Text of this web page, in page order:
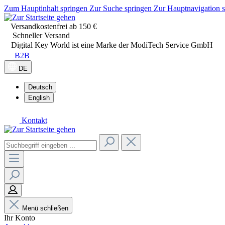
Zum Hauptinhalt springen Zur Suche springen Zur Hauptnavigation
Versandkostenfrei ab 150 €
Schneller Versand
Digital Key World ist eine Marke der ModiTech Service GmbH
B2B
DE
Deutsch
English
Kontakt
Menü schließen
Ihr Konto